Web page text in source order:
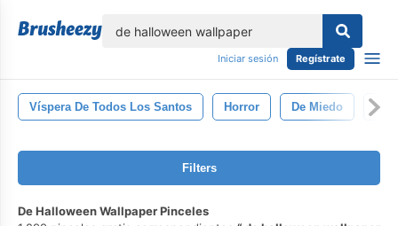
Iniciar sesión Regístrate
Víspera De Todos Los Santos Horror De Miedo
Filters
De Halloween Wallpaper Pinceles